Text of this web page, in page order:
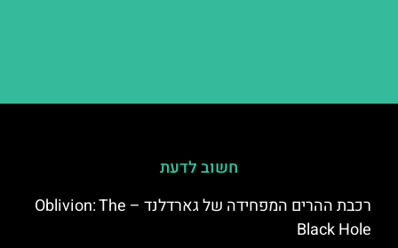
חשוב לדעת
רכבת ההרים המפחידה של גארדלנד – Oblivion: The
Black Hole